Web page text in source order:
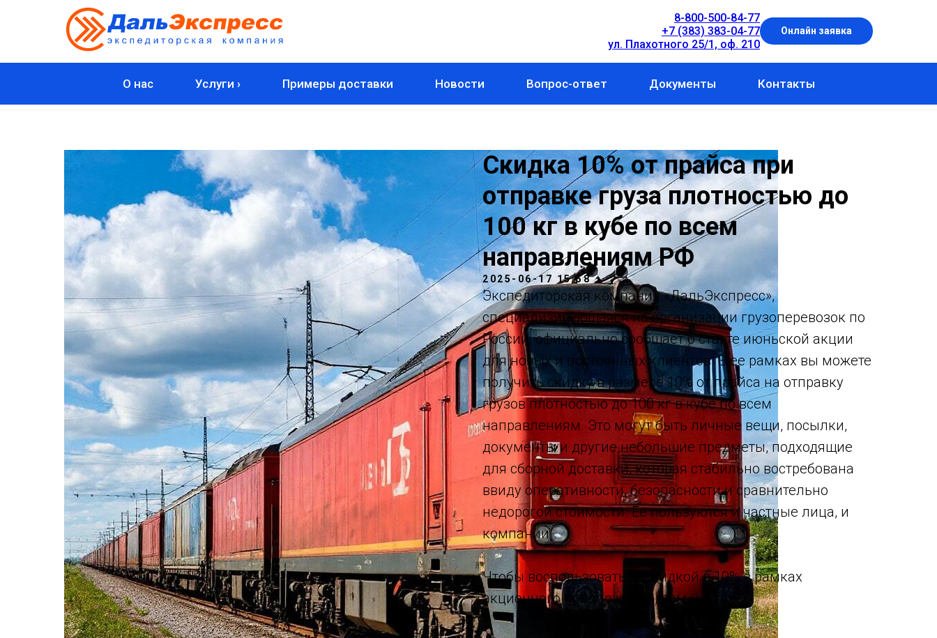
8-800-500-84-77
+7 (383) 383-04-77
ул. Плахотного 25/1, оф. 210
Онлайн заявка
О нас Услуги › Примеры доставки Новости Вопрос-ответ Документы Контакты
Скидка 10% от прайса при
отправке груза плотностью до
100 кг в кубе по всем
направлениям РФ
2025-06-17 15:58
Экспедиторская компания «ДальЭкспресс»,
специализирующаяся на организации грузоперевозок по
России, официально сообщает о старте июньской акции
для новых и постоянных клиентов. В ее рамках вы можете
получить скидку в размере 10% от прайса на отправку
грузов плотностью до 100 кг в кубе по всем
направлениям. Это могут быть личные вещи, посылки,
документы и другие небольшие предметы, подходящие
для сборной доставки, которая стабильно востребована
ввиду оперативности, безопасности и сравнительно
недорогой стоимости. Ее пользуются и частные лица, и
компании.
Чтобы воспользоваться скидкой в 10% в рамках
акционного предложения, вам нужно: